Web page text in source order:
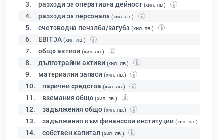
3. разходи за оперативна дейност (хил. лв.)
4. разходи за персонала (хил. лв.)
5. счетоводна печалба/загуба (хил. лв.)
6. EBITDA (хил. лв.)
7. общо активи (хил. лв.)
8. дълготрайни активи (хил. лв.)
9. материални запаси (хил. лв.)
10. парични средства (хил. лв.)
11. вземания общо (хил. лв.)
12. задължения общо (хил. лв.)
13. задължения към финансови институции (хил. лв.)
14. собствен капитал (хил. лв.)